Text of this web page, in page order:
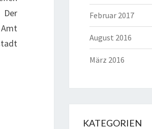
Der
Februar 2017
August 2016
März 2016
KATEGORIEN